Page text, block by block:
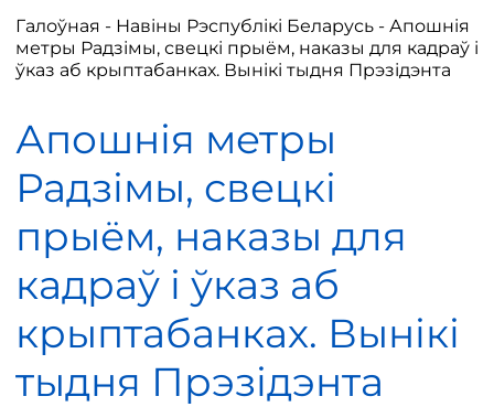
Галоўная - Навіны Рэспублікі Беларусь - Апошнія
метры Радзімы, свецкі прыём, наказы для кадраў і
ўказ аб крыптабанках. Вынікі тыдня Прэзідэнта
Апошнія метры
Радзімы, свецкі
прыём, наказы для
кадраў і ўказ аб
крыптабанках. Вынікі
тыдня Прэзідэнта